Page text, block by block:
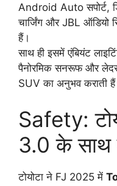
Android Auto सपोर्ट,
चार्जिंग और JBL ऑडियो
हैं।
साथ ही इसमें एंबियंट
पैनोरमिक सनरूफ और
SUV का अनुभव कराती
Safety:
3.0 के साथ
टोयोटा ने FJ 2025 में